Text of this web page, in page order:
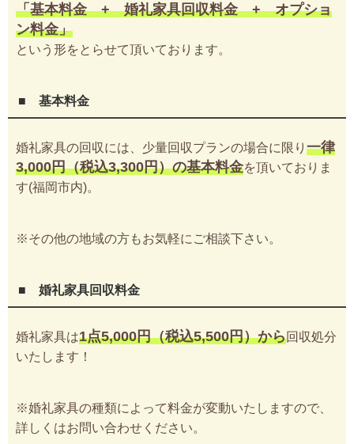
「基本料金 + 婚礼家具回収料金 + オプショ
ン料金」
という形をとらせて頂いております。
■ 基本料金
婚礼家具の回収には、少量回収プランの場合に限り 一律
3,000円（税込3,300円）の基本料金を頂いておりま
す(福岡市内)。
※その他の地域の方もお気軽にご相談下さい。
■ 婚礼家具回収料金
婚礼家具は1点5,000円（税込5,500円）から回収処分
いたします！
※婚礼家具の種類によって料金が変動いたしますので、
詳しくはお問い合わせください。